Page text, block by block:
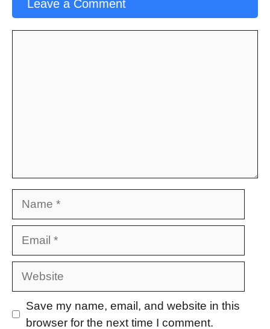
Leave a Comment
Website
Save my name, email, and website in this
browser for the next time I comment.